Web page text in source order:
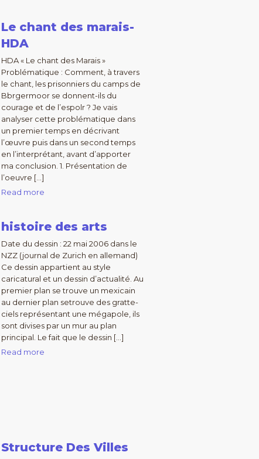
Le chant des marais-
HDA
HDA « Le chant des Marais »
Problématique : Comment, à travers
le chant, les prisonniers du camps de
Bbrgermoor se donnent-ils du
courage et de l’espolr ? Je vais
analyser cette problématique dans
un premier temps en décrivant
l’œuvre puis dans un second temps
en l’interprétant, avant d’apporter
ma conclusion. 1. Présentation de
l’oeuvre […]
Read more
histoire des arts
Date du dessin : 22 mai 2006 dans le
NZZ (journal de Zurich en allemand)
Ce dessin appartient au style
caricatural et un dessin d’actualité. Au
premier plan se trouve un mexicain
au dernier plan setrouve des gratte-
ciels représentant une mégapole, ils
sont divises par un mur au plan
principal. Le fait que le dessin […]
Read more
Structure Des Villes